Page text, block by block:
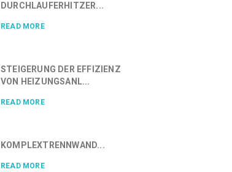
DURCHLAUFERHITZER...
READ MORE
STEIGERUNG DER EFFIZIENZ
VON HEIZUNGSANL...
READ MORE
KOMPLEXTRENNWAND...
READ MORE